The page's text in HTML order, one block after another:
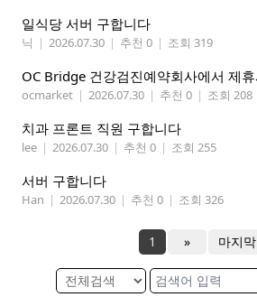
일식당 서버 구합니다
닉 | 2026.07.30 | 추천 0 | 조회 319
ocmarket | 2026.07.30 | 추천 0 | 조회 208
치과 프론트 직원 구합니다
lee | 2026.07.30 | 추천 0 | 조회 255
서버 구합니다
Han | 2026.07.30 | 추천 0 | 조회 326
1 » 마지막